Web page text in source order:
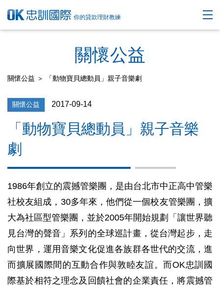
你的貸款理財教練
關懷公益
關懷公益 ＞ 「動物寶貝總動員」親子音樂劇
關懷公益 2017-09-14
「動物寶貝總動員」親子音樂
劇
1986年創立的震撼管樂團，是由台北市中正高中管樂
社校友組成，30多年來，他們從一個校友管樂團，擴
大為社區型管樂團，並於2005年開始規劃「讓世界聽
見台灣的聲音」系列的全球巡計畫，從台灣起步，走
向世界，運用音樂文化促進各族群各世代的交流，進
而擴展國際間的互動合作與敦睦友誼。而OK忠訓國
際基於相符之理念及回饋社會的企業責任，將震撼管